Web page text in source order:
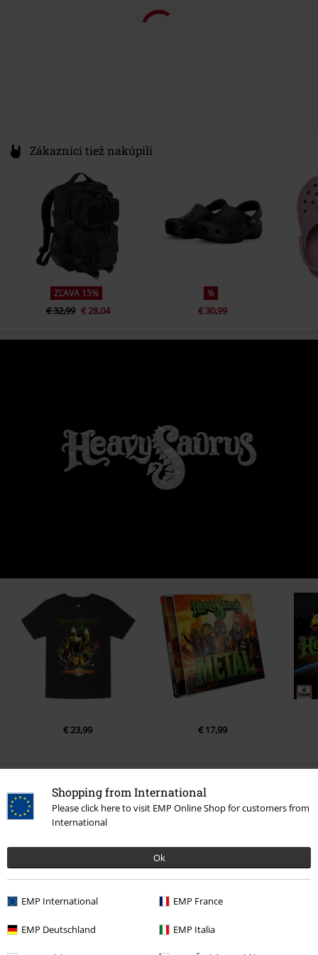
Shopping from International
Please click here to visit EMP Online Shop for customers from
International
Ok
EMP International EMP France
EMP Deutschland EMP Italia
Zákazníci tiež nakúpili
ZĽAVA 15%
€ 32,99 € 28,04
%
€ 30,99
€ 23,99 € 17,99
0 Hodnotení
Podeľte sa o váš názor "Metal-Kids - Pommesgabel".